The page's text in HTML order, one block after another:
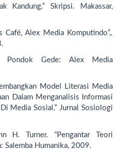
Kandung.” Skripsi. Makassar,
Café, Alex Media Komputindo”,.
Gede: Alex Media
Model Literasi Media
Dalam Menganalisis Informasi
Media Sosial.” Jurnal Sosiologi
H. Turner. “Pengantar Teori
Salemba Humanika, 2009.